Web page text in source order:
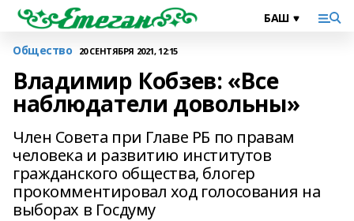
Общество 20 СЕНТЯБРЯ 2021, 12:15
Владимир Кобзев: «Все
наблюдатели довольны»
Член Совета при Главе РБ по правам
человека и развитию институтов
гражданского общества, блогер
прокомментировал ход голосования на
выборах в Госдуму